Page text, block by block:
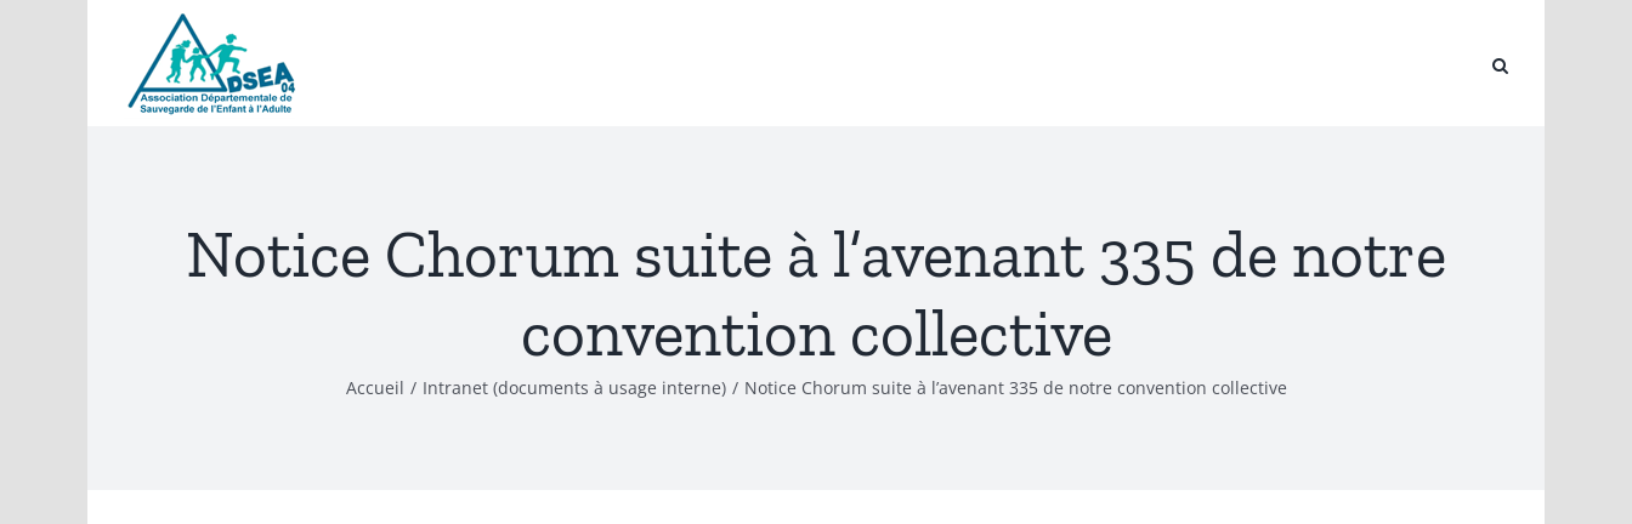
Notice Chorum suite à l’avenant 335 de notre
convention collective
Accueil / Intranet (documents à usage interne) / Notice Chorum suite à l’avenant 335 de notre convention collective